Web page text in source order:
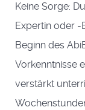
Keine Sorge:
Expertin oder -
Beginn des
Vorkenntnisse
verstärkt